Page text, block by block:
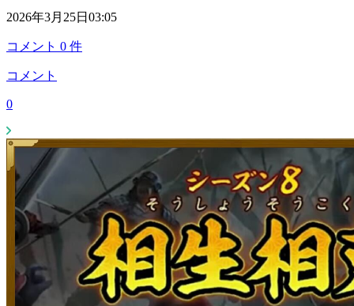
2026年3月25日03:05
コメント 0 件
コメント
0